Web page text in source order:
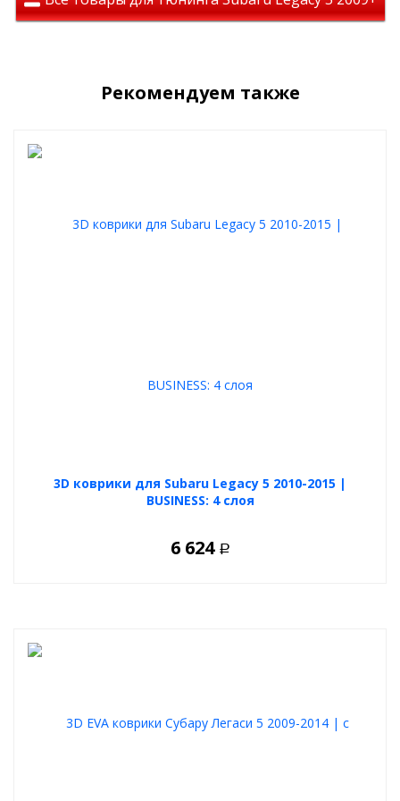
Рекомендуем также
3D коврики для Subaru Legacy 5 2010-2015 |
BUSINESS: 4 слоя
6 624 Р